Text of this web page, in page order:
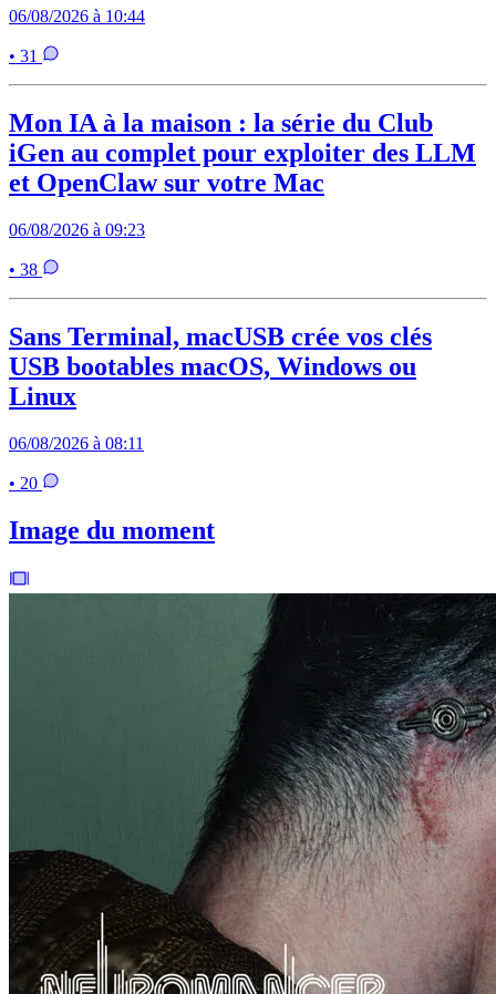
06/08/2026 à 10:44
• 31
Mon IA à la maison : la série du Club
iGen au complet pour exploiter des LLM
et OpenClaw sur votre Mac
06/08/2026 à 09:23
• 38
Sans Terminal, macUSB crée vos clés
USB bootables macOS, Windows ou
Linux
06/08/2026 à 08:11
• 20
Image du moment